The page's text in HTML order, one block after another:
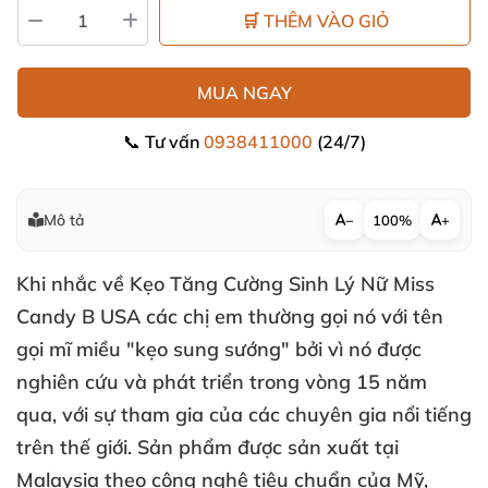
🛒 THÊM VÀO GIỎ
MUA NGAY
📞 Tư vấn 0938411000 (24/7)
Mô tả − 100% +
Khi nhắc về Kẹo Tăng Cường Sinh Lý Nữ Miss
Candy B USA các chị em thường gọi nó với tên
gọi mĩ miều "kẹo sung sướng" bởi vì nó được
nghiên cứu và phát triển trong vòng 15 năm
qua, với sự tham gia của các chuyên gia nổi tiếng
trên thế giới. Sản phẩm được sản xuất tại
Malaysia theo công nghệ tiêu chuẩn của Mỹ,